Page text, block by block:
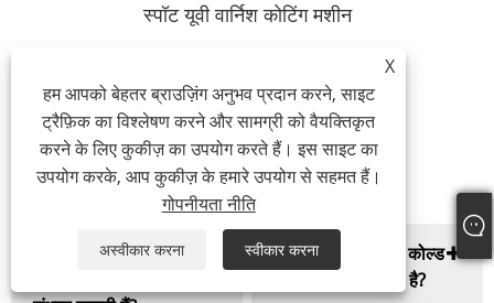
अक्सर पूछे जाने वाले प्रश्न
1.आपकी मशीनें अधिकतम
2. हॉट लेमिनेशन और कोल्ड
लेमिनेशन में क्या अंतर है?
स्पॉट यूवी वार्निश कोटिंग मशीन
X
हम आपको बेहतर ब्राउज़िंग अनुभव प्रदान करने, साइट
ट्रैफ़िक का विश्लेषण करने और सामग्री को वैयक्तिकृत
करने के लिए कुकीज़ का उपयोग करते हैं। इस साइट का
उपयोग करके, आप कुकीज़ के हमारे उपयोग से सहमत हैं।
गोपनीयता नीति
अस्वीकार करना स्वीकार करना